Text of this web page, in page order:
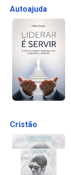
Autoajuda
Cristão